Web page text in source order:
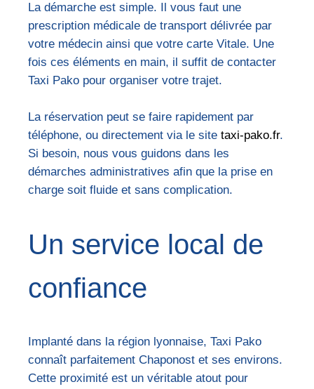
La démarche est simple. Il vous faut une
prescription médicale de transport délivrée par
votre médecin ainsi que votre carte Vitale. Une
fois ces éléments en main, il suffit de contacter
Taxi Pako pour organiser votre trajet.
La réservation peut se faire rapidement par
téléphone, ou directement via le site taxi-pako.fr.
Si besoin, nous vous guidons dans les
démarches administratives afin que la prise en
charge soit fluide et sans complication.
Un service local de
confiance
Implanté dans la région lyonnaise, Taxi Pako
connaît parfaitement Chaponost et ses environs.
Cette proximité est un véritable atout pour